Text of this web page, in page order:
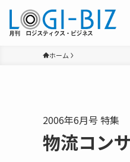
ホーム
2006年6月号 特集
物流コン